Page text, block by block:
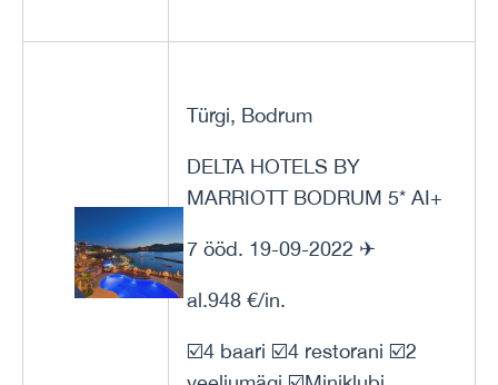
Türgi, Bodrum
DELTA HOTELS BY
MARRIOTT BODRUM 5* AI+
7 ööd. 19-09-2022 ✈
al.948 €/in.
☑️4 baari ☑️4 restorani ☑️2